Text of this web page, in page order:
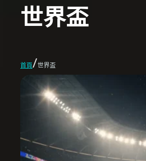
世界盃
首頁/世界盃